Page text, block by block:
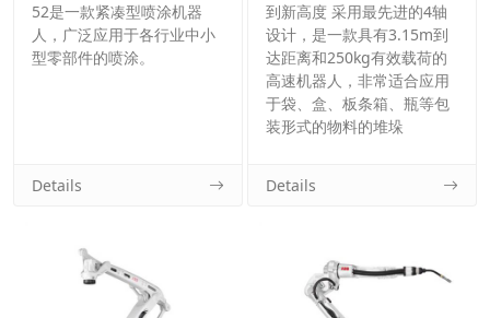
52是一款紧凑型喷涂机器
人，广泛应用于各行业中小
型零部件的喷涂。
Details
到新高度 采用最先进的4轴
设计，是一款具有3.15m到
达距离和250kg有效载荷的
高速机器人，非常适合应用
于袋、盒、板条箱、瓶等包
装形式的物料的堆垛
Details